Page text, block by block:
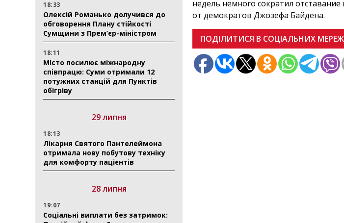
18:33
Олексій Романько долучився до
обговорення Плану стійкості
Сумщини з Прем’єр-міністром
18:11
Місто посилює міжнародну
співпрацю: Суми отримали 12
потужних станцій для Пунктів
обігріву
29 липня
18:13
Лікарня Святого Пантелеймона
отримала нову побутову техніку
для комфорту пацієнтів
28 липня
19:07
Соціальні виплати без затримок:
недель немного сократил
от демократов Джозефа Байдена.
ПОДІЛИТИСЯ В СОЦІАЛЬНИХ